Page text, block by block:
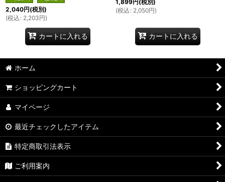
2,040円(税別)
(税込 : 2,203円)
カートに入れる
1,899円(税別)
(税込 : 2,050円)
カートに入れる
ホーム
ショッピングカート
マイページ
最近チェックしたアイテム
特定商取引法表示
ご利用案内